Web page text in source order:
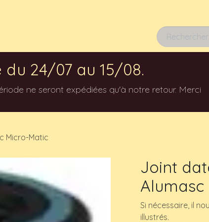
24/07 au 15/08.
ne seront expédiées qu'à notre retour. Merci
Micro-Matic
Joint
Si nécessaire, il
illustrés.